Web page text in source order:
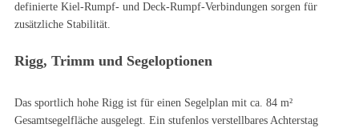
definierte Kiel-Rumpf- und Deck-Rumpf-Verbindungen sorgen für
zusätzliche Stabilität.
Rigg, Trimm und Segeloptionen
Das sportlich hohe Rigg ist für einen Segelplan mit ca. 84 m²
Gesamtsegelfläche ausgelegt. Ein stufenlos verstellbares Achterstag